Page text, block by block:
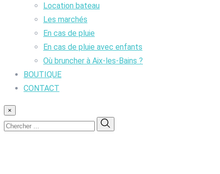
Location bateau
Les marchés
En cas de pluie
En cas de pluie avec enfants
Où bruncher à Aix-les-Bains ?
BOUTIQUE
CONTACT
×